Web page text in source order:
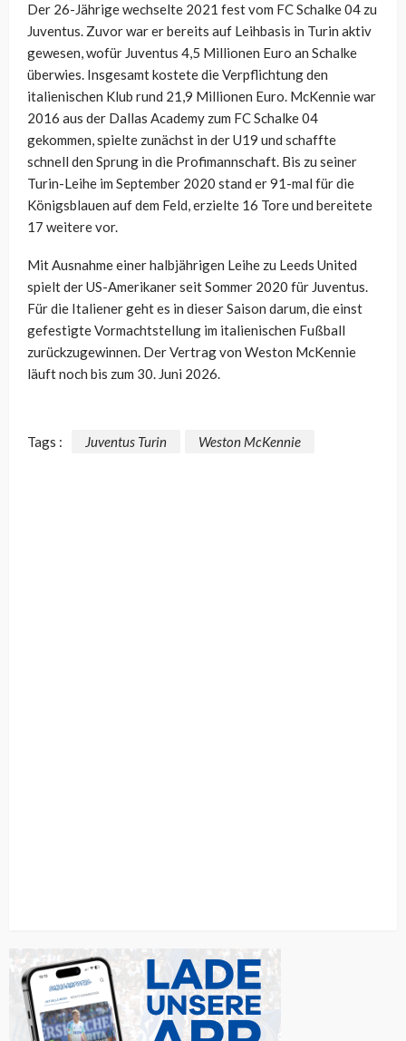
Der 26-Jährige wechselte 2021 fest vom FC Schalke 04 zu
Juventus. Zuvor war er bereits auf Leihbasis in Turin aktiv
gewesen, wofür Juventus 4,5 Millionen Euro an Schalke
überwies. Insgesamt kostete die Verpflichtung den
italienischen Klub rund 21,9 Millionen Euro. McKennie war
2016 aus der Dallas Academy zum FC Schalke 04
gekommen, spielte zunächst in der U19 und schaffte
schnell den Sprung in die Profimannschaft. Bis zu seiner
Turin-Leihe im September 2020 stand er 91-mal für die
Königsblauen auf dem Feld, erzielte 16 Tore und bereitete
17 weitere vor.
Mit Ausnahme einer halbjährigen Leihe zu Leeds United
spielt der US-Amerikaner seit Sommer 2020 für Juventus.
Für die Italiener geht es in dieser Saison darum, die einst
gefestigte Vormachtstellung im italienischen Fußball
zurückzugewinnen. Der Vertrag von Weston McKennie
läuft noch bis zum 30. Juni 2026.
Tags : Juventus Turin Weston McKennie